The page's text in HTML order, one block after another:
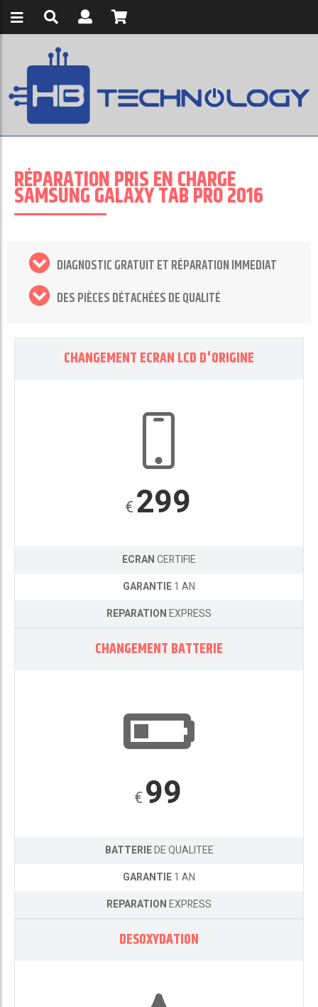
RÉPARATION PRIS EN CHARGE
SAMSUNG GALAXY TAB PRO 2016
DIAGNOSTIC GRATUIT ET RÉPARATION IMMEDIAT
DES PIÈCES DÉTACHÉES DE QUALITÉ
CHANGEMENT ECRAN LCD D'ORIGINE
€299
ECRANCERTIFIE
GARANTIE1 AN
REPARATIONEXPRESS
CHANGEMENT BATTERIE
€99
BATTERIEDE QUALITEE
GARANTIE1 AN
REPARATIONEXPRESS
DESOXYDATION